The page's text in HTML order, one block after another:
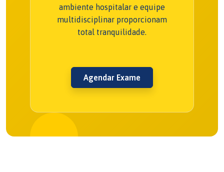
ambiente hospitalar e equipe
multidisciplinar proporcionam
total tranquilidade.
Agendar Exame